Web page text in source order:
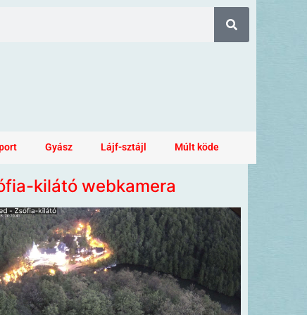
Gyász Lájf-sztájl Múlt köde
kilátó webkamera